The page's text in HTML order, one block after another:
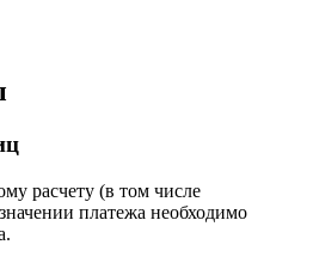
расчету (в том числе
платежа необходимо